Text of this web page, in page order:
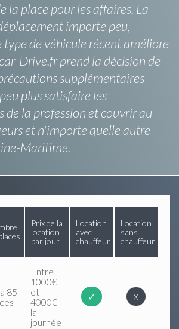
la place pour les affaires. La
importe peu,
type de véhicule récent améliore
Drive.fr prend la décision de
supplémentaires
plus satisfaire les
de la profession et couvrir au
et n'importe quelle autre
Maritime.
Prix de la
location
par jour
Location
avec
chauffeur
Location
sans
chauffeur
85
Entre
1000€
et
4000€
la
journée
✓ X